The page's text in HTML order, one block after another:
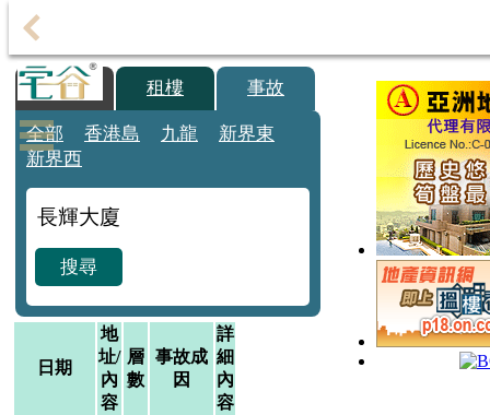
理
主
頁
搵
樓/
交
樓
綠
買樓 租樓 事故
全部 香港島 九龍
新界東
新界西
搜尋
日期
地
址/
內
容
層
數
事故成
因
詳
細
內
容